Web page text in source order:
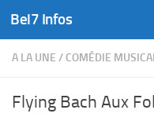
Skip to content
Bel7 Infos
A LA UNE / COMÉDIE
Flying Bach Aux